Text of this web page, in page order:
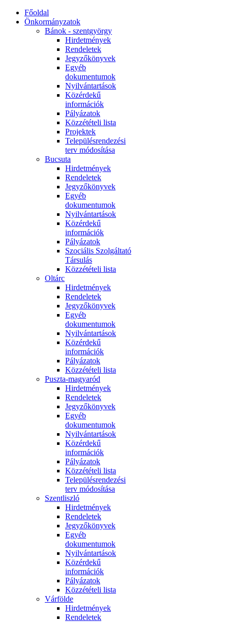
Főoldal
Önkormányzatok
Bánok - szentgyörgy
Hirdetmények
Rendeletek
Jegyzőkönyvek
Egyéb
dokumentumok
Nyilvántartások
Közérdekű
információk
Pályázatok
Közzétételi lista
Projektek
Településrendezési
terv módosítása
Bucsuta
Hirdetmények
Rendeletek
Jegyzőkönyvek
Egyéb
dokumentumok
Nyilvántartások
Közérdekű
információk
Pályázatok
Szociális Szolgáltató
Társulás
Közzétételi lista
Oltárc
Hirdetmények
Rendeletek
Jegyzőkönyvek
Egyéb
dokumentumok
Nyilvántartások
Közérdekű
információk
Pályázatok
Közzétételi lista
Puszta-magyaród
Hirdetmények
Rendeletek
Jegyzőkönyvek
Egyéb
dokumentumok
Nyilvántartások
Közérdekű
információk
Pályázatok
Közzétételi lista
Településrendezési
terv módosítása
Szentliszló
Hirdetmények
Rendeletek
Jegyzőkönyvek
Egyéb
dokumentumok
Nyilvántartások
Közérdekű
információk
Pályázatok
Közzétételi lista
Várfölde
Hirdetmények
Rendeletek